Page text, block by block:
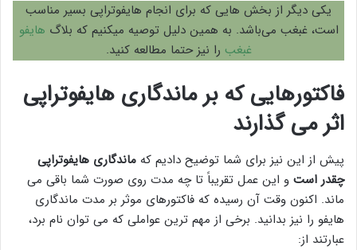
یکی دیگر از بخش هایی که برای انجام هایفوتراپی بسیر مناسب
است، غبغب می‌باشد. به همین دلیل توصیه میکنیم که بلاگ هایفو
غبغب را نیز حتما مطالعه کنید.
فاکتورهایی که بر ماندگاری هایفوتراپی
اثر می گذارند
پیش از این نیز برای شما توضیح دادیم که ماندگاری هایفوتراپی
چقدر است و این عمل تقریباً تا چه مدت روی صورت شما باقی می
ماند. اکنون وقت آن رسیده که فاکتورهای موثر بر مدت ماندگاری
هایفو را نیز بدانید. برخی از مهم ترین عواملی که می توان نام برد،
عبارتند از: